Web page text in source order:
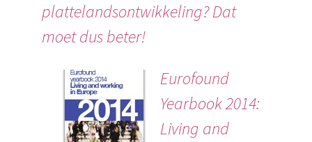
plattelandsontwikkeling? Dat
moet dus beter!
Eurofound
Yearbook 2014:
Living and